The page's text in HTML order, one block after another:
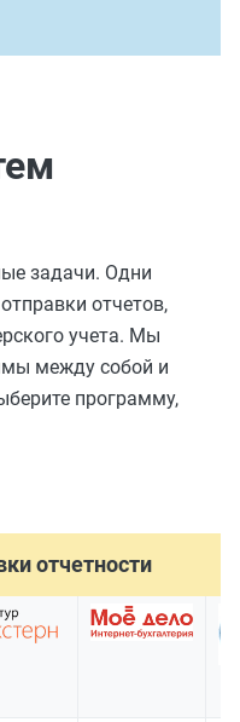
задачи. Одни
отчетов,
учета. Мы
между собой и
программу,
отчетности